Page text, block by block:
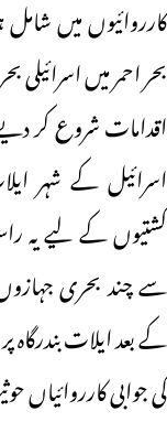
کارروائیوں میں
بحر احمر میں
اقدامات شروع کر
اسرائیل کے شہر
کشتیوں کے لیے یہ
سے چند بحری
کی جوابی کارروائیاں